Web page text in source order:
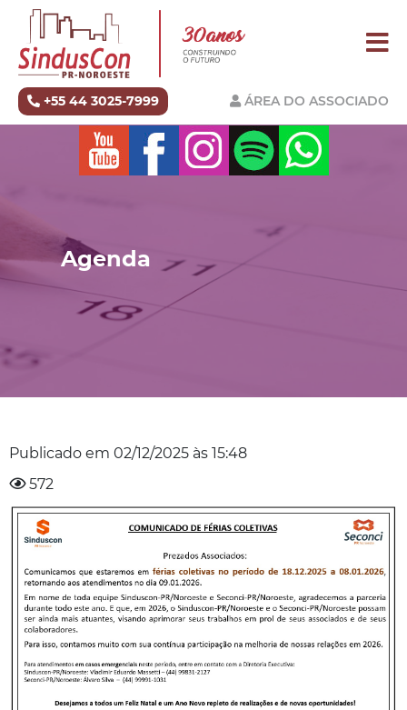
+55 44 3025-7999 ÁREA DO ASSOCIADO
Agenda
Publicado em 02/12/2025 às 15:48
572